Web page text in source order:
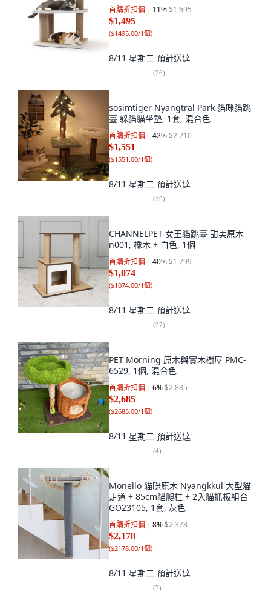
首購折扣價 11%$1,695
$1,495
($1495.00/1個)
8/11 星期二 預計送達
(26)
sosimtiger Nyangtral Park 貓咪貓跳
臺 躲貓貓坐墊, 1套, 混合色
首購折扣價 42%$2,710
$1,551
($1551.00/1個)
8/11 星期二 預計送達
(19)
CHANNELPET 女王貓跳臺 甜美原木
n001, 橡木 + 白色, 1個
首購折扣價 40%$1,799
$1,074
($1074.00/1個)
8/11 星期二 預計送達
(27)
PET Morning 原木與實木樹屋 PMC-
6529, 1個, 混合色
首購折扣價 6%$2,885
$2,685
($2685.00/1個)
8/11 星期二 預計送達
(4)
Monello 貓咪原木 Nyangkkul 大型貓
走道 + 85cm貓爬柱 + 2入貓抓板組合
GO23105, 1套, 灰色
首購折扣價 8%$2,378
$2,178
($2178.00/1個)
8/11 星期二 預計送達
(7)